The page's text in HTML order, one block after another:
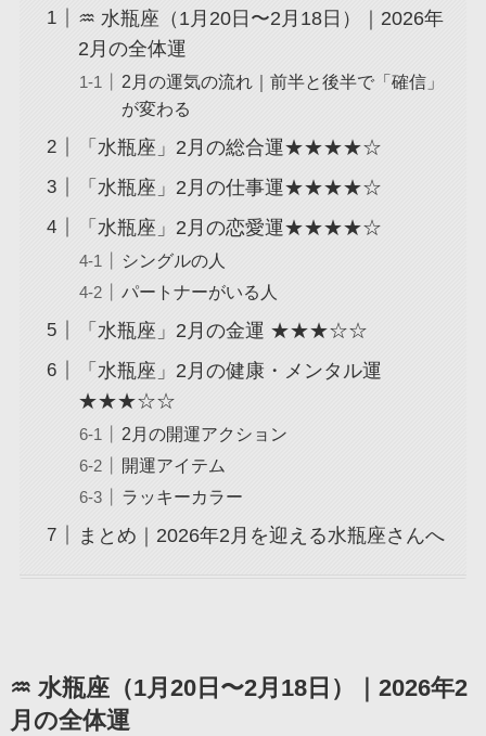
♒ 水瓶座（1月20日〜2月18日）｜2026年
2月の全体運
2月の運気の流れ｜前半と後半で「確信」
が変わる
「水瓶座」2月の総合運★★★★☆
「水瓶座」2月の仕事運★★★★☆
「水瓶座」2月の恋愛運★★★★☆
シングルの人
パートナーがいる人
「水瓶座」2月の金運 ★★★☆☆
「水瓶座」2月の健康・メンタル運
★★★☆☆
2月の開運アクション
開運アイテム
ラッキーカラー
まとめ｜2026年2月を迎える水瓶座さんへ
♒ 水瓶座（1月20日〜2月18日）｜2026年2
月の全体運